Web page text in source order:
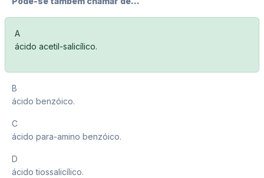
A
ácido acetil-salicílico.
B
ácido benzóico.
C
ácido para-amino benzóico.
D
ácido tiossalicílico.